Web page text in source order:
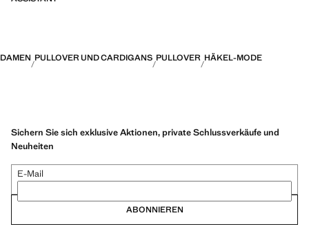
DAMEN PULLOVER UND CARDIGANS PULLOVER HÄKEL-MODE
Sichern Sie sich exklusive Aktionen, private Schlussverkäufe und
Neuheiten
E-Mail
ABONNIEREN